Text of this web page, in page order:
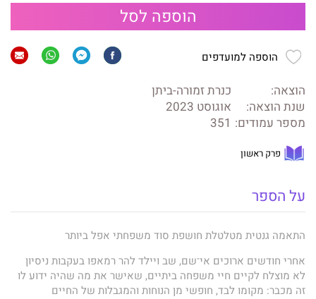
הוספה לסל
הוספה למועדפים
הוצאה:
כנרת זמורה-ביתן
שנת הוצאה:
אוגוסט 2023
מספר עמודים: 351
פרק ראשון
על הספר
התאמה גנטית מטלטלת חושפת סוד משפחתי אפל ביותר
אחרי חודשים ארוכים אי־שם, שב ויילד להר רמאפו בעקבות ניסיון
לא מוצלח לקיים חיי משפחה ביתיים, שאישר את מה שהיה ידוע לו
זה מכבר: מקומו לבד, חופשי מן הנוחות והמגבלות של החיים